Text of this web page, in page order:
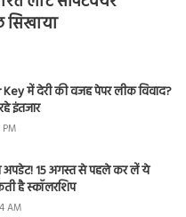
सिखाया
में देरी की वजह पेपर लीक विवाद?
इंतजार
अपडेट! 15 अगस्त से पहले कर लें ये
है स्कॉलरशिप
AM